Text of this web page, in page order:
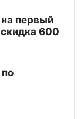
первый
600